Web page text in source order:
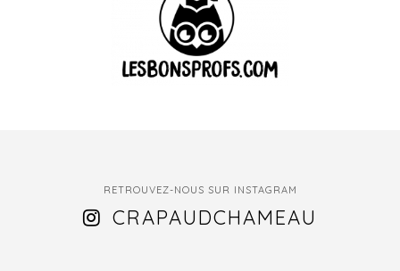
RETROUVEZ-NOUS SUR INSTAGRAM
CRAPAUDCHAMEAU